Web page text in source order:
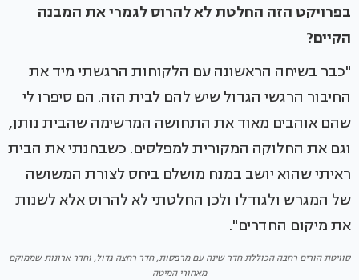
בפרויקט הזה החלטת לא להרוס לגמרי את המבנה
הקיים?
"כבר בשיחה הראשונה עם הלקוחות הרגשתי מיד את
החיבור הרגשי הגדול שיש להם לבית הזה. הם סיפרו לי
שהם אוהבים מאוד את התחושה המרשימה שהבית נותן,
וגם את החלוקה המקורית למפלסים. כשבחנתי את הבית
ראיתי שהוא יושב במנח מושלם ביחס לצורת המשושה
של המגרש ולגודלו ולכן החלטתי לא להרוס אלא לשנות
את מיקום החדרים".
סוויטת הורים רחבה הכוללת חדר שינה עם מרפסות, חדר רחצה גדול, וחדר ארונות שממוקם
מאחורי המיטה